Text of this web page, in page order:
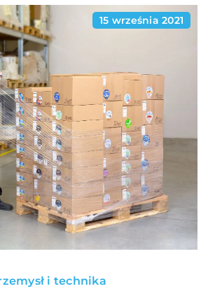
15 września 2021
i technika